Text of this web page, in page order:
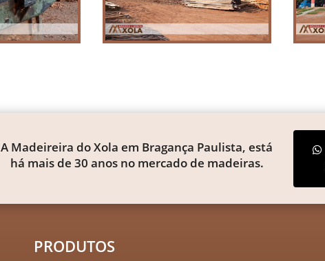
A Madeireira do Xola em Bragança Paulista, está
há mais de 30 anos no mercado de madeiras.
PRODUTOS